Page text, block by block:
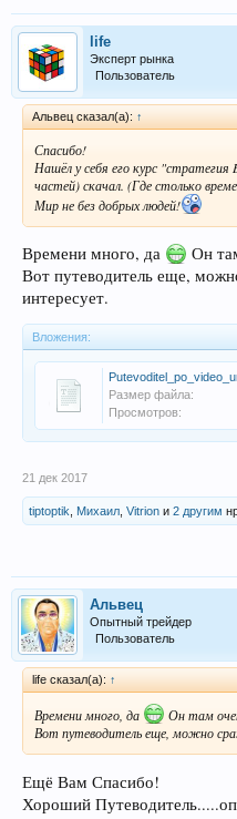
life
Эксперт рынка
Пользователь
Альвец сказал(а): ↑
Спасибо!
Нашёл у себя его курс
частей) скачал. (Где столько
Мир не без добрых людей!
Времени много, да
Он
Вот путеводитель еще,
интересует.
Вложения:
Размер файла:
Просмотров:
21 дек 2017
tiptoptik Михаил Vitrion и 2 другим
Альвец
Опытный трейдер
Пользователь
life сказал(а): ↑
Времени много, да
Он там
Вот путеводитель еще, можно
Ещё Вам Спасибо!
Хороший